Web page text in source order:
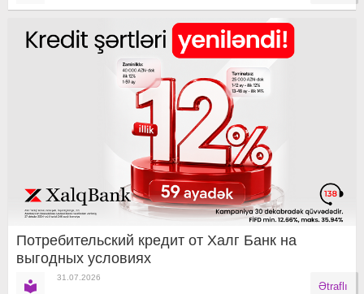
Потребительский кредит от Халг Банк на
выгодных условиях
31.07.2026
Ətraflı